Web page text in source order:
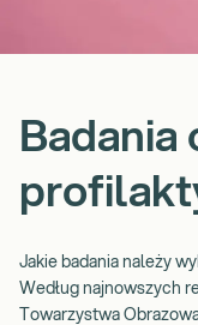
Jakie badania należy
Według najnowszych
Towarzystwa